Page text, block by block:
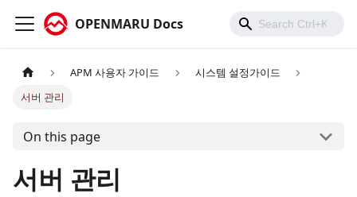
OPENMARU Docs
APM 사용자 가이드
시스템 설정가이드
서버 관리
On this page
서버 관리